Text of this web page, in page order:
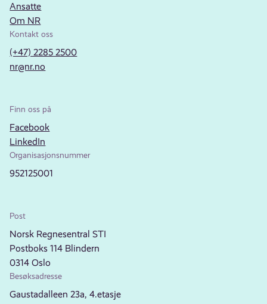
Ansatte
Om NR
Kontakt oss
(+47) 2285 2500
nr@nr.no
Finn oss på
Facebook
LinkedIn
Organisasjonsnummer
952125001
Post
Norsk Regnesentral STI
Postboks 114 Blindern
0314 Oslo
Besøksadresse
Gaustadalleen 23a, 4.etasje